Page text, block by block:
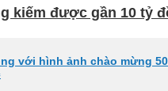
kiếm được gần 10 tỷ
với hình ảnh chào mừng